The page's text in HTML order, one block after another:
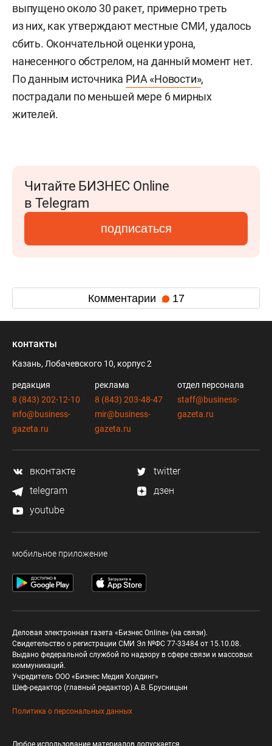
выпущено около 30 ракет, примерно треть
из них, как утверждают местные СМИ, удалось
сбить. Окончательной оценки урона,
нанесенного обстрелом, на данный момент нет.
По данным источника РИА «Новости»,
пострадали по меньшей мере 6 мирных
жителей.
Читайте БИЗНЕС Online
в Telegram
подписаться
Комментарии 17
контакты
Казань, Лобачевского 10, корпус 2
редакция
8 (843) 202-12-10
info@business-
gazeta.ru
реклама
8 (843) 203-48-47
mir@business-
gazeta.ru
отдел персонала
staff@business-
gazeta.ru
вконтакте
twitter
telegram
дзен
youtube
мобильное приложение
Деловая электронная газета «Бизнес Online» (на связи).
Свидетельство о регистрации СМИ Эл №ФС 77-33484 от 15.10.08.
Выдано федеральной службой по надзору в сфере связи и массовых
коммуникаций.
Учредитель ООО «Бизнес Медия Холдинг»
Шеф-редактор (главный редактор) А.В. Брусницын
Политика о персональных данных
Любое использование материалов допускается